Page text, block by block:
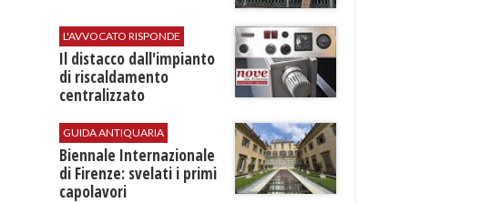
L'AVVOCATO RISPONDE
Il distacco dall'impianto
di riscaldamento
centralizzato
GUIDA ANTIQUARIA
Biennale Internazionale
di Firenze: svelati i primi
capolavori